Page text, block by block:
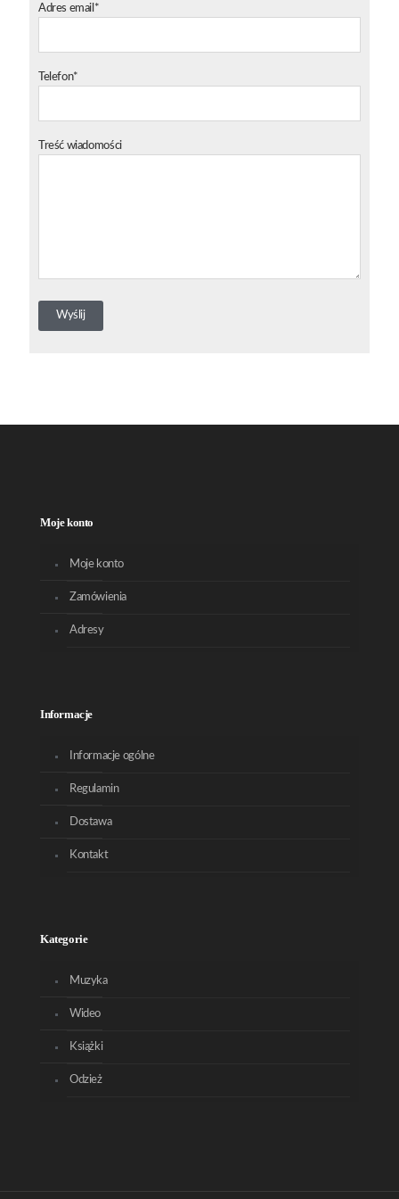
Adres email*
Telefon*
Treść wiadomości
Moje konto
Moje konto
Zamówienia
Adresy
Informacje
Informacje ogólne
Regulamin
Dostawa
Kontakt
Kategorie
Muzyka
Wideo
Książki
Odzież